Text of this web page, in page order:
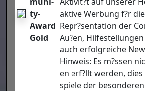
ty-
Award
Gold
akti­ve Wer­bung f?r
Repr?sentation der
Au?en,
auch erfolg­rei­che
Hin­weis: Es m?ssen
en erf?llt wer­den,
spie­le der